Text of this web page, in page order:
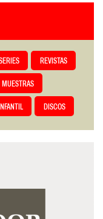
REVISTAS
MUESTRAS
INFANTIL DISCOS